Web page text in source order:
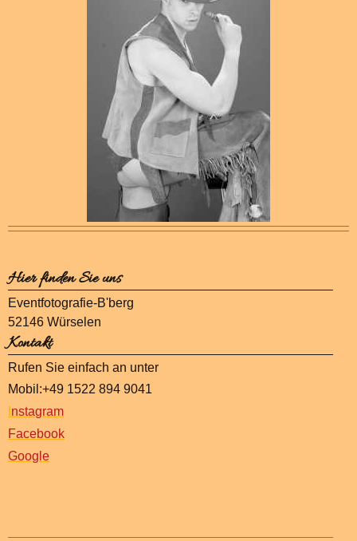
Hier finden Sie uns
Eventfotografie-B'berg
52146 Würselen
Kontakt
Rufen Sie einfach an unter
Mobil:+49 1522 894 9041
nstagram
Facebook
Google